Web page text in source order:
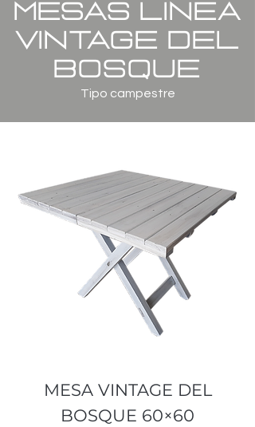
MESAS LINEA
vintage del
bosque
Tipo campestre
MESA VINTAGE DEL
BOSQUE 60×60